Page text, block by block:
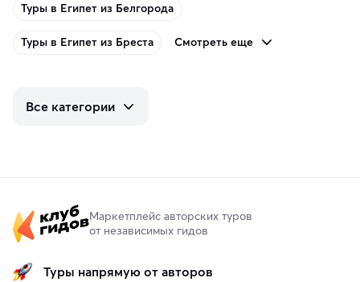
Туры в Египет из Белгорода
Туры в Египет из Бреста Смотреть еще
Все категории
Маркетплейс авторских туров
от независимых гидов
Туры напрямую от авторов